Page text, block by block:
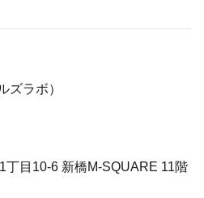
ズラボ）
丁目10-6 新橋M-SQUARE 11階